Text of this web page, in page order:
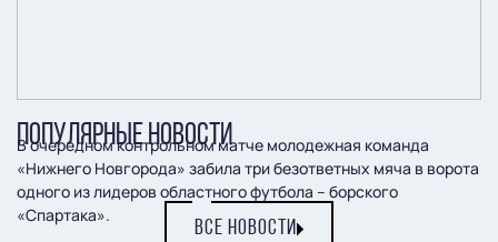
В очередном контрольном матче молодежная команда
«Нижнего Новгорода» забила три безответных мяча в ворота
одного из лидеров областного футбола – борского
«Спартака».
ПОПУЛЯРНЫЕ НОВОСТИ
ВСЕ НОВОСТИ